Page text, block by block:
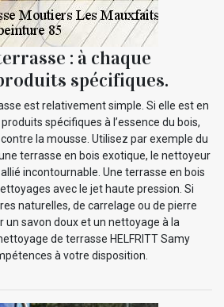
: à chaque
spécifiques.
est relativement simple. Si elle est en
spécifiques à l’essence du bois,
la mousse. Utilisez par exemple du
terrasse en bois exotique, le nettoyeur
incontournable. Une terrasse en bois
avec le jet haute pression. Si
naturelles, de carrelage ou de pierre
savon doux et un nettoyage à la
de terrasse HELFRITT Samy
à votre disposition.